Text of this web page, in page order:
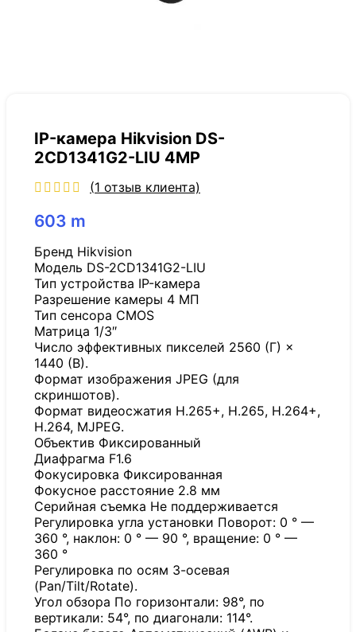
IP-камера Hikvision DS-
2CD1341G2-LIU 4MP
(1 отзыв клиента)
603 m
Бренд Hikvision
Модель DS-2CD1341G2-LIU
Тип устройства IP-камера
Разрешение камеры 4 МП
Тип сенсора CMOS
Матрица 1/3″
Число эффективных пикселей 2560 (Г) ×
1440 (В).
Формат изображения JPEG (для
скриншотов).
Формат видеосжатия H.265+, H.265, H.264+,
H.264, MJPEG.
Объектив Фиксированный
Диафрагма F1.6
Фокусировка Фиксированная
Фокусное расстояние 2.8 мм
Серийная съемка Не поддерживается
Регулировка угла установки Поворот: 0 ° —
360 °, наклон: 0 ° — 90 °, вращение: 0 ° —
360 °
Регулировка по осям 3-осевая
(Pan/Tilt/Rotate).
Угол обзора По горизонтали: 98°, по
вертикали: 54°, по диагонали: 114°.